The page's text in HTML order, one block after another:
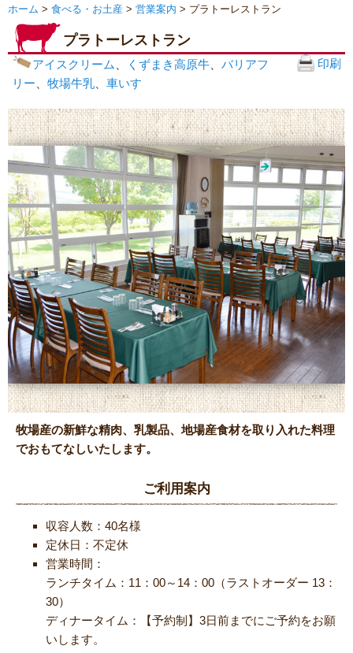
ホーム > 食べる・お土産 > 営業案内 > プラトーレストラン
プラトーレストラン
印刷
アイスクリーム くずまき高原牛
バリアフ
リー
牧場牛乳 車いす
牧場産の新鮮な精肉、乳製品、地場産食材を取り入れた料理
でおもてなしいたします。
ご利用案内
収容人数：40名様
定休日：不定休
営業時間：
ランチタイム：11：00～14：00（ラストオーダー 13：
30）
ディナータイム：【予約制】3日前までにご予約をお願
いします。